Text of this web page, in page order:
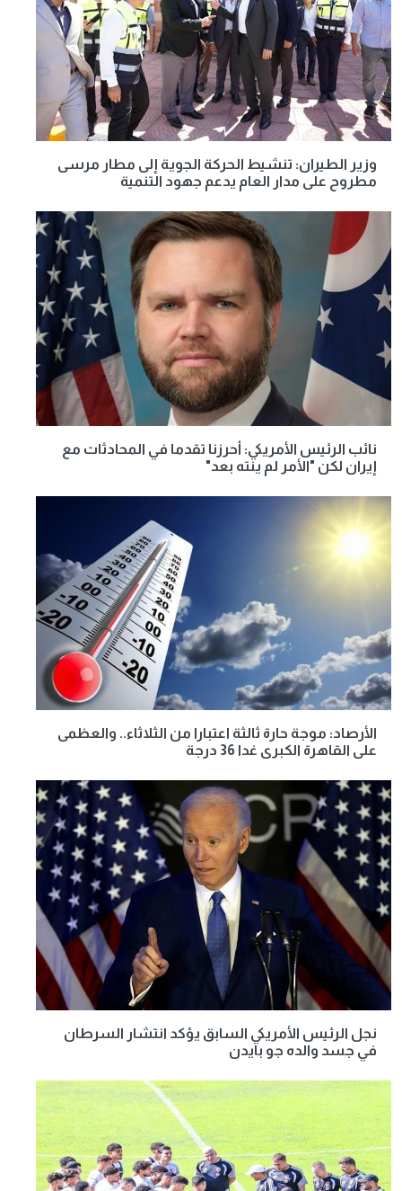
وزير الطيران: تنشيط الحركة الجوية إلى مطار مرسى
مطروح على مدار العام يدعم جهود التنمية
نائب الرئيس الأمريكي: أحرزنا تقدما في المحادثات مع
إيران لكن "الأمر لم ينته بعد"
الأرصاد: موجة حارة ثالثة اعتبارا من الثلاثاء.. والعظمى
على القاهرة الكبرى غدا 36 درجة
نجل الرئيس الأمريكي السابق يؤكد انتشار السرطان
في جسد والده جو بايدن